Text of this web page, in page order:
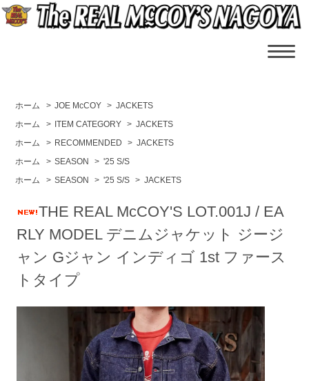
ホーム > JOE McCOY > JACKETS
ホーム
> ITEM CATEGORY > JACKETS
ホーム
> RECOMMENDED > JACKETS
ホーム
> SEASON > '25 S/S
ホーム
> SEASON > '25 S/S > JACKETS
THE REAL McCOY'S LOT.001J / EA
RLY MODEL デニムジャケット ジージ
ャン Gジャン インディゴ 1st ファース
トタイプ